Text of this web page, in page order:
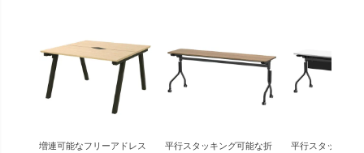
増連可能なフリーアドレス
平行スタッキング可能な折
平行スタッキン